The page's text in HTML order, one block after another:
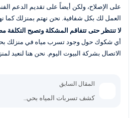
على الإصلاح، ولكن أيضاً على تقديم الدعم
العمل لك بكل شفافية. نحن نهتم بمنزلك كما
لا تنتظر حتى تتفاقم المشكلة وتصبح التكلفة
أي شكوك حول وجود تسرب مياه في منزلك
الاتصال بشركة البيوت اليوم. نحن هنا لنعيد
المقال السابق
كشف تسربات المياه بحي..